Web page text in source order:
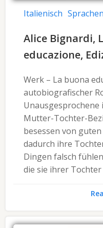
Italienisch Sprachen
Alice Bignardi,
educazione,
Werk – La buona
autobiografischer
Mutter-Tochter-
besessen von
dadurch ihre
Dingen falsch
die sie ihrer